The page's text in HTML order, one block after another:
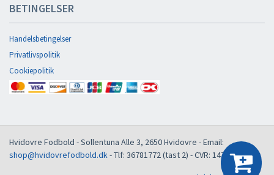
BETINGELSER
Handelsbetingelser
Privatlivspolitik
Cookiepolitik
Hvidovre Fodbold -Sollentuna Alle 3, 2650Hvidovre - Email:
shop@hvidovrefodbold.dk- Tlf: 36781772 (tast 2) - CVR: 14746889